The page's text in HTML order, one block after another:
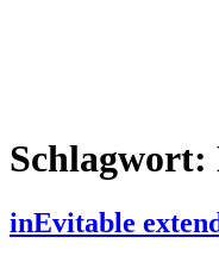
Schlagwort:
inEvitable